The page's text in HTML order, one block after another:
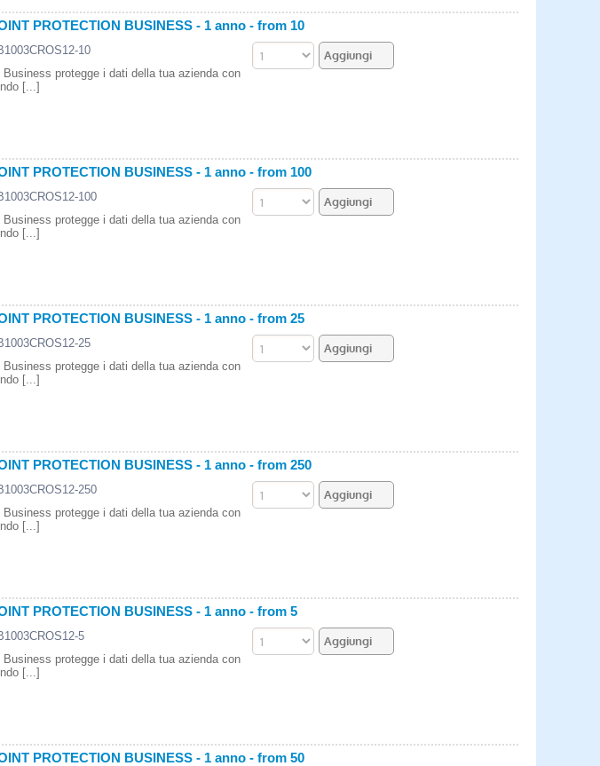
PROTECTION BUSINESS - 1 anno - from 10
10
protegge i dati della tua azienda con
[...]
PROTECTION BUSINESS - 1 anno - from 100
100
protegge i dati della tua azienda con
[...]
PROTECTION BUSINESS - 1 anno - from 25
25
protegge i dati della tua azienda con
[...]
PROTECTION BUSINESS - 1 anno - from 250
250
protegge i dati della tua azienda con
[...]
PROTECTION BUSINESS - 1 anno - from 5
5
protegge i dati della tua azienda con
[...]
PROTECTION BUSINESS - 1 anno - from 50